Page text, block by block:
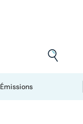
Émissions